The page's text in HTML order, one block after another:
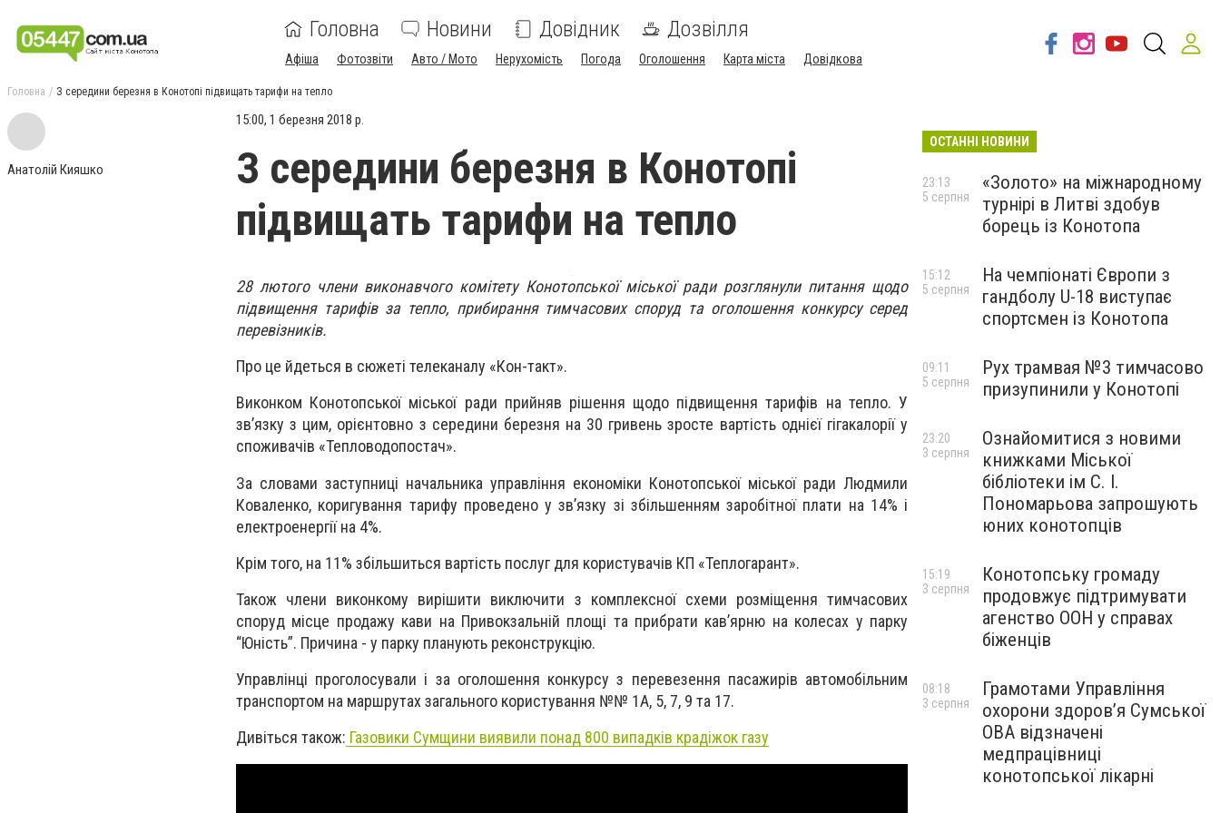
Головна Новини Довідник Дозвілля
Афіша Фотозвіти Авто / Мото Нерухомість Погода Оголошення Карта міста Довідкова
Головна З середини березня в Конотопі підвищать тарифи на тепло
Анатолій Кияшко
15:00, 1 березня 2018 р.
З середини березня в Конотопі
підвищать тарифи на тепло
28 лютого члени виконавчого комітету Конотопської міської ради розглянули питання щодо
підвищення тарифів за тепло, прибирання тимчасових споруд та оголошення конкурсу серед
перевізників.
Про це йдеться в сюжеті телеканалу «Кон-такт».
Виконком Конотопської міської ради прийняв рішення щодо підвищення тарифів на тепло. У
зв’язку з цим, орієнтовно з середини березня на 30 гривень зросте вартість однієї гігакалорії у
споживачів «Тепловодопостач».
За словами заступниці начальника управління економіки Конотопської міської ради Людмили
Коваленко, коригування тарифу проведено у зв’язку зі збільшенням заробітної плати на 14% і
електроенергії на 4%.
Крім того, на 11% збільшиться вартість послуг для користувачів КП «Теплогарант».
Також члени виконкому вирішити виключити з комплексної схеми розміщення тимчасових
споруд місце продажу кави на Привокзальній площі та прибрати кав’ярню на колесах у парку
“Юність”. Причина - у парку планують реконструкцію.
Управлінці проголосували і за оголошення конкурсу з перевезення пасажирів автомобільним
транспортом на маршрутах загального користування №№ 1А, 5, 7, 9 та 17.
Дивіться також: Газовики Сумщини виявили понад 800 випадків крадіжок газу
ОСТАННІ НОВИНИ
«Золото» на міжнародному
турнірі в Литві здобув
борець із Конотопа
23:13
5 серпня
На чемпіонаті Європи з
гандболу U-18 виступає
спортсмен із Конотопа
15:12
5 серпня
Рух трамвая №3 тимчасово
призупинили у Конотопі
09:11
5 серпня
Ознайомитися з новими
книжками Міської
бібліотеки ім С. І.
Пономарьова запрошують
юних конотопців
23:20
3 серпня
Конотопську громаду
продовжує підтримувати
агенство ООН у справах
біженців
15:19
3 серпня
Грамотами Управління
охорони здоров’я Сумської
ОВА відзначені
медпрацівниці
конотопської лікарні
08:18
3 серпня